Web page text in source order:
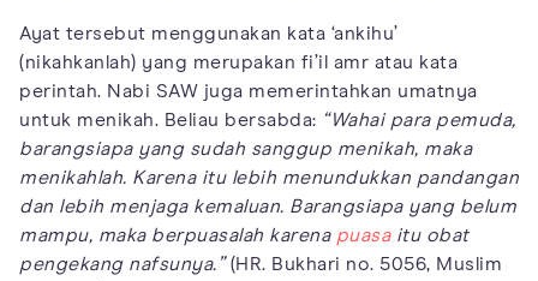
Ayat tersebut menggunakan kata ‘ankihu’
(nikahkanlah) yang merupakan fi’il amr atau kata
perintah. Nabi SAW juga memerintahkan umatnya
untuk menikah. Beliau bersabda: “Wahai para pemuda,
barangsiapa yang sudah sanggup menikah, maka
menikahlah. Karena itu lebih menundukkan pandangan
dan lebih menjaga kemaluan. Barangsiapa yang belum
mampu, maka berpuasalah karena puasaitu obat
pengekang nafsunya.”(HR. Bukhari no. 5056, Muslim